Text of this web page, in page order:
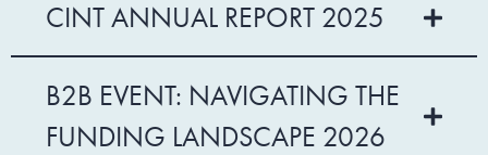
CINT ANNUAL REPORT 2025
B2B EVENT: NAVIGATING THE
FUNDING LANDSCAPE 2026